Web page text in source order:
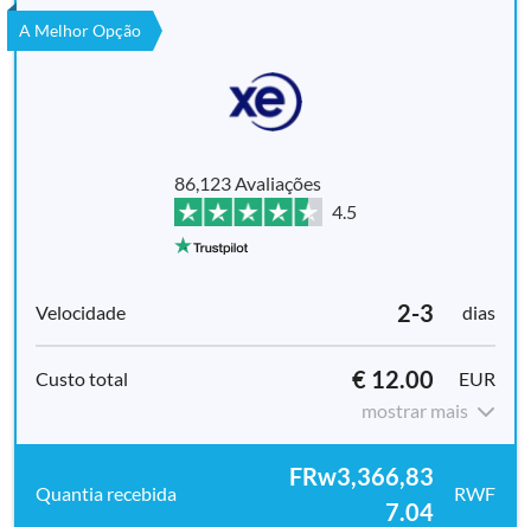
A Melhor Opção
86,123 Avaliações
4.5
2-3 dias
€ 12.00
EUR
mostrar mais
FRw3,366,83
7.04
RWF